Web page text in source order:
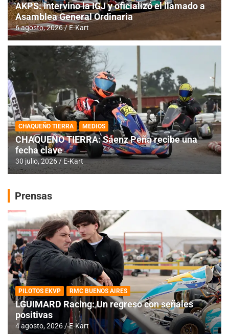
AKPS: Intervino la IGJ y oficializó el llamado a
Asamblea General Ordinaria
6 agosto, 2026 E-Kart
CHAQUEÑO TIERRA MEDIOS
CHAQUEÑO TIERRA: Sáenz Peña recibe una
fecha clave
30 julio, 2026 E-Kart
Prensas
PILOTOS EKVP RMC BUENOS AIRES
LGUIMARD Racing: Un regreso con señales
positivas
4 agosto, 2026 E-Kart